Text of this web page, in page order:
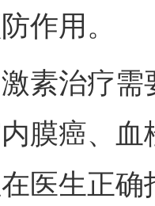
作用。
治疗需
膜癌、
医生正